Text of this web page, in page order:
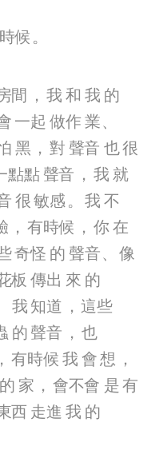
時候 。
間 ， 我 和 我 的
一起 做作業、
黑 ， 對 聲音 也很
點點 聲音 ， 我 就
很敏感。 我 不
， 有時候 ， 你在
奇怪 的 聲音、 像
板 傳出 來 的
我 知道 ， 這些
的 聲音 ， 也
， 有時候 我 會想 ，
的 家 ， 會不會 是有
西 走進 我 的